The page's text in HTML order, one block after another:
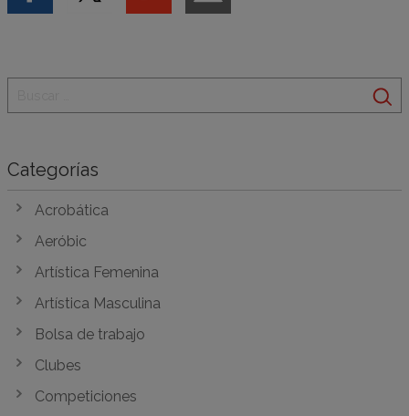
Categorías
Acrobática
Aeróbic
Artística Femenina
Artística Masculina
Bolsa de trabajo
Clubes
Competiciones